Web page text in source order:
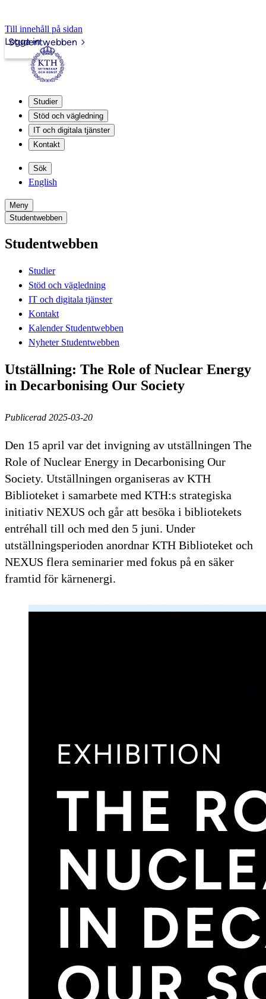
Till innehåll på sidan
Studentwebben
Logga in
Studier
Stöd och vägledning
IT och digitala tjänster
Kontakt
Sök
English
Meny
Studentwebben
Studentwebben
Studier
Stöd och vägledning
IT och digitala tjänster
Kontakt
Kalender Studentwebben
Nyheter Studentwebben
Utställning: The Role of Nuclear Energy
in Decarbonising Our Society
Publicerad 2025-03-20
Den 15 april var det invigning av utställningen The
Role of Nuclear Energy in Decarbonising Our
Society. Utställningen organiseras av KTH
Biblioteket i samarbete med KTH:s strategiska
initiativ NEXUS och går att besöka i bibliotekets
entréhall till och med den 5 juni. Under
utställningsperioden anordnar KTH Biblioteket och
NEXUS flera seminarier med fokus på en säker
framtid för kärnenergi.